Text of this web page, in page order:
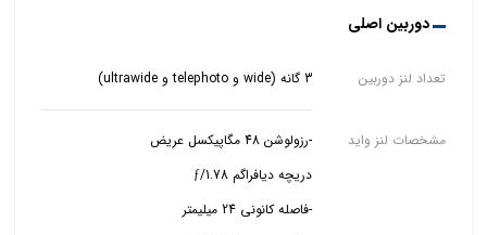
دوربین اصلی
تعداد لنز دوربین 3 گانه (wide و telephoto و ultrawide)
مشخصات لنز واید
-رزولوشن 48 مگاپیکسل عریض
-فاصله کانونی 24 میلیمتر